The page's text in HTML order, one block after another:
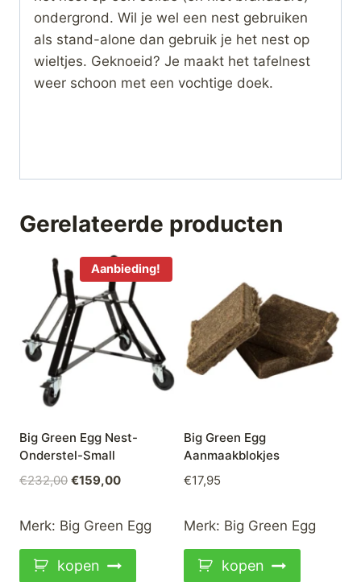
ondergrond. Wil je wel een nest gebruiken
als stand-alone dan gebruik je het nest op
wieltjes. Geknoeid? Je maakt het tafelnest
weer schoon met een vochtige doek.
Gerelateerde producten
Aanbieding!
Big Green Egg Nest-
Onderstel-Small
€232,00 Oorspronkelijke
was:
€232,00.
€159,00Huidige
is:
€159,00.
Merk: Big Green Egg
kopen
Big Green Egg
Aanmaakblokjes
€17,95
Merk: Big Green Egg
kopen